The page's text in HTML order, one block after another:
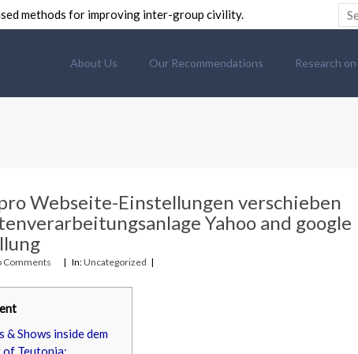
methods for improving inter-group civility.
About Us Our Recommendations Research
Webseite-Einstellungen verschieben
Yahoo and google
Comments In:Uncategorized
& Shows inside dem
of Teutonia: